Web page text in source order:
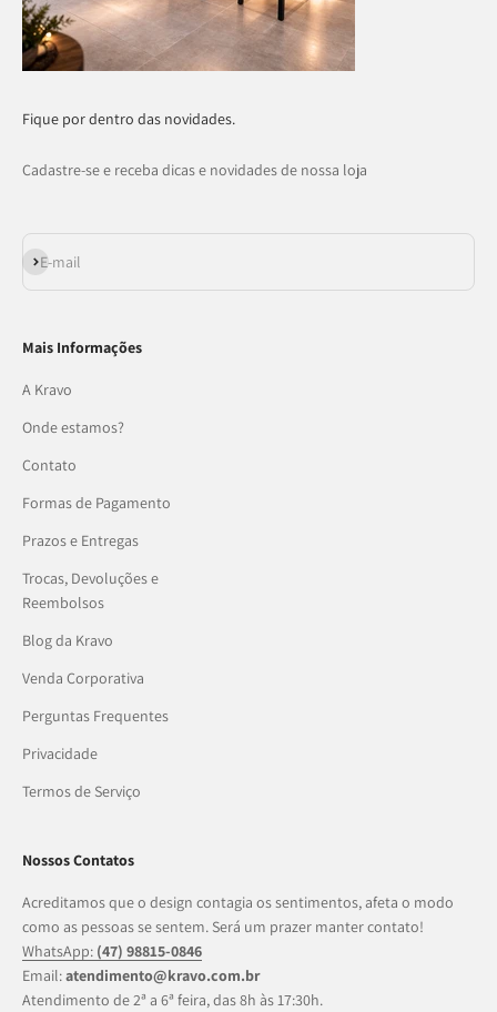
Fique por dentro das novidades.
Cadastre-se e receba dicas e novidades de nossa loja
E-mail
Assinar
Mais Informações
A Kravo
Onde estamos?
Contato
Formas de Pagamento
Prazos e Entregas
Trocas, Devoluções e
Reembolsos
Blog da Kravo
Venda Corporativa
Perguntas Frequentes
Privacidade
Termos de Serviço
Nossos Contatos
Acreditamos que o design contagia os sentimentos, afeta o modo
como as pessoas se sentem. Será um prazer manter contato!
WhatsApp: (47) 98815-0846
Email:atendimento@kravo.com.br
Atendimento de 2ª a 6ª feira, das 8h às 17:30h.